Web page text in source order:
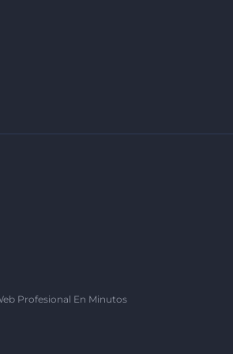
Profesional En Minutos